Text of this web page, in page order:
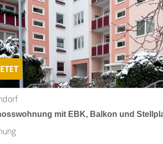
mit EBK, Balkon und